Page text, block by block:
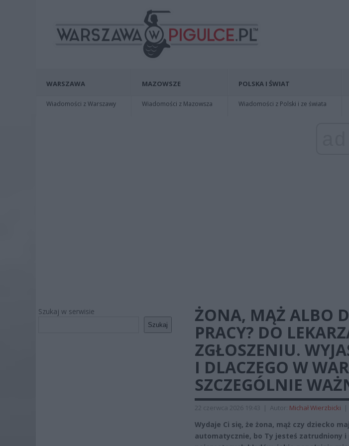
WARSZAWA
Wiadomości z Warszawy
MAZOWSZE
Wiadomości z Mazowsza
POLSKA I ŚWIAT
Wiadomości z Polski i ze świata
Szukaj w serwisie
Szukaj
ŻONA, MĄŻ ALBO
PRACY? DO
ZGŁOSZENIU.
I DLACZEGO W
SZCZEGÓLNIE
22 czerwca 2026 19:43 | Autor: Michał Wierzbicki |
Wydaje Ci się, że żona, mąż czy dziecko
automatycznie, bo Ty jesteś zatrudniony i